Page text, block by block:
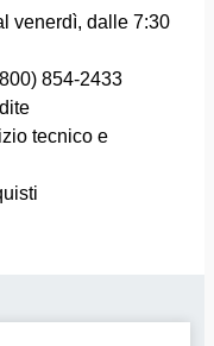
venerdì, dalle 7:30
854-2433
tecnico e